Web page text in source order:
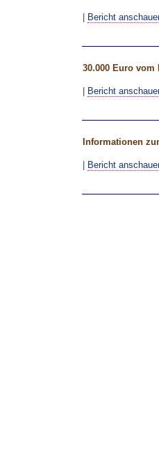
| Bericht
30.000 Euro
| Bericht
Informationen
| Bericht